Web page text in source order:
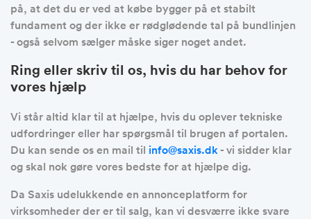
på, at det du er ved at købe bygger på et stabilt
fundament og der ikke er rødglødende tal på bundlinjen
- også selvom sælger måske siger noget andet.
Ring eller skriv til os, hvis du har behov for
vores hjælp
Vi står altid klar til at hjælpe, hvis du oplever tekniske
udfordringer eller har spørgsmål til brugen af portalen.
Du kan sende os en mail til info@saxis.dk- vi sidder klar
og skal nok gøre vores bedste for at hjælpe dig.
Da Saxis udelukkende en annonceplatform for
virksomheder der er til salg, kan vi desværre ikke svare